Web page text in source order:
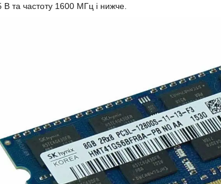
та частоту 1600 МГц і нижче.